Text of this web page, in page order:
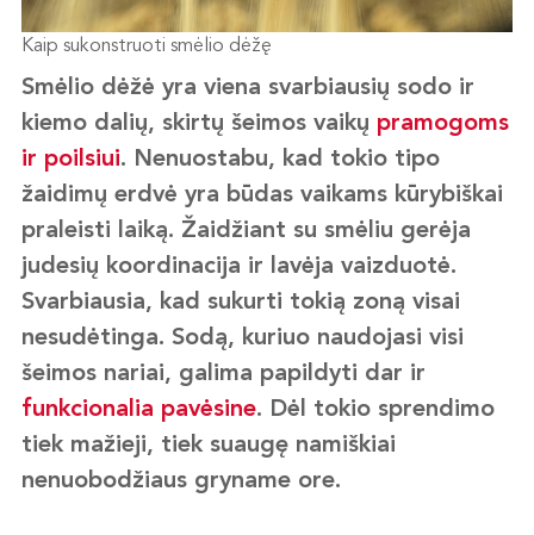
Kaip sukonstruoti smėlio dėžę
Smėlio dėžė yra viena svarbiausių sodo ir
kiemo dalių, skirtų šeimos vaikų pramogoms
ir poilsiui. Nenuostabu, kad tokio tipo
žaidimų erdvė yra būdas vaikams kūrybiškai
praleisti laiką. Žaidžiant su smėliu gerėja
judesių koordinacija ir lavėja vaizduotė.
Svarbiausia, kad sukurti tokią zoną visai
nesudėtinga. Sodą, kuriuo naudojasi visi
šeimos nariai, galima papildyti dar ir
funkcionalia pavėsine. Dėl tokio sprendimo
tiek mažieji, tiek suaugę namiškiai
nenuobodžiaus gryname ore.